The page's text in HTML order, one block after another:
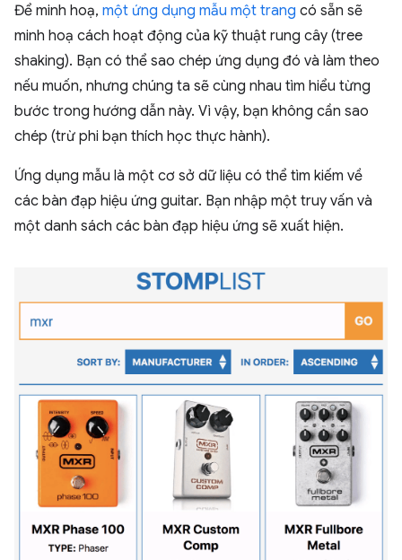
Để minh hoạ, một ứng dụng mẫu một trang có sẵn sẽ
minh hoạ cách hoạt động của kỹ thuật rung cây (tree
shaking). Bạn có thể sao chép ứng dụng đó và làm theo
nếu muốn, nhưng chúng ta sẽ cùng nhau tìm hiểu từng
bước trong hướng dẫn này. Vì vậy, bạn không cần sao
chép (trừ phi bạn thích học thực hành).
Ứng dụng mẫu là một cơ sở dữ liệu có thể tìm kiếm về
các bàn đạp hiệu ứng guitar. Bạn nhập một truy vấn và
một danh sách các bàn đạp hiệu ứng sẽ xuất hiện.